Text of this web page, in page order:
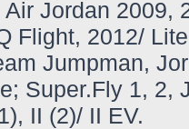
Jordan 2009,
Flight, 2012/
Jumpman,
Super.Fly 1, 2,
II (2)/ II EV.